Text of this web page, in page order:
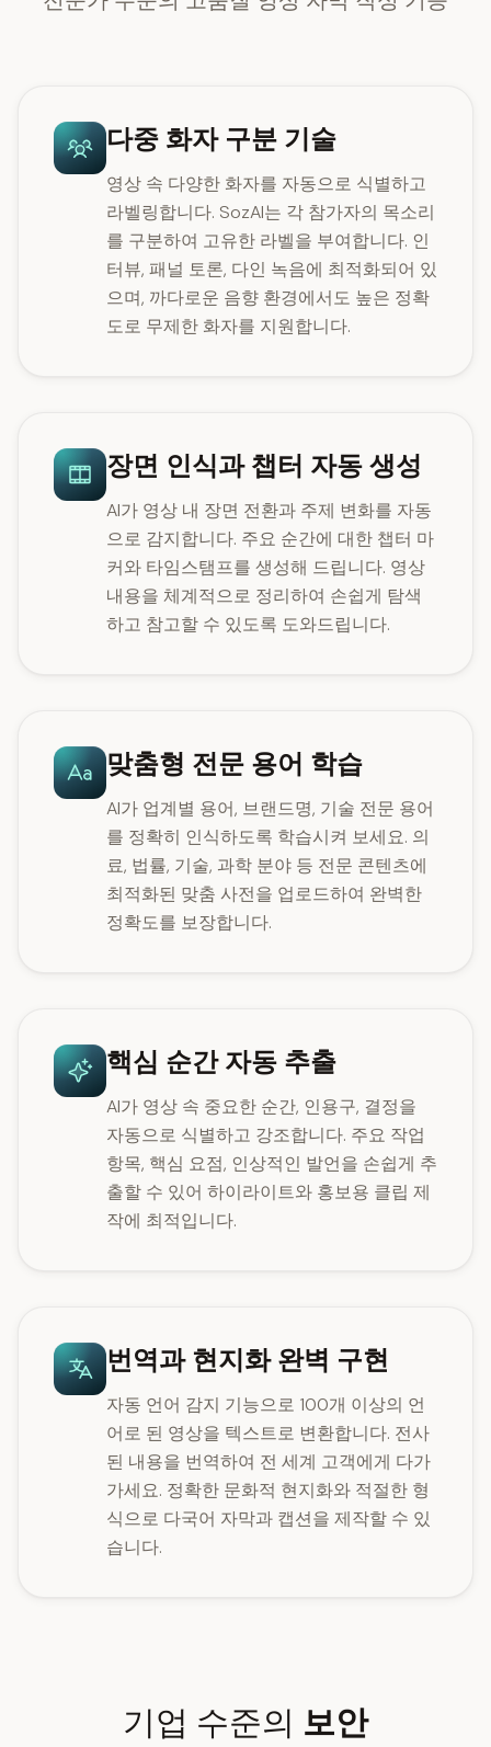
다중 화자 구분 기술
영상 속 다양한 화자를 자동으로 식별하고
라벨링합니다. SozAI는 각 참가자의 목소리
를 구분하여 고유한 라벨을 부여합니다. 인
터뷰, 패널 토론, 다인 녹음에 최적화되어 있
으며, 까다로운 음향 환경에서도 높은 정확
도로 무제한 화자를 지원합니다.
장면 인식과 챕터 자동 생성
AI가 영상 내 장면 전환과 주제 변화를 자동
으로 감지합니다. 주요 순간에 대한 챕터 마
커와 타임스탬프를 생성해 드립니다. 영상
내용을 체계적으로 정리하여 손쉽게 탐색
하고 참고할 수 있도록 도와드립니다.
맞춤형 전문 용어 학습
AI가 업계별 용어, 브랜드명, 기술 전문 용어
를 정확히 인식하도록 학습시켜 보세요. 의
료, 법률, 기술, 과학 분야 등 전문 콘텐츠에
최적화된 맞춤 사전을 업로드하여 완벽한
정확도를 보장합니다.
핵심 순간 자동 추출
AI가 영상 속 중요한 순간, 인용구, 결정을
자동으로 식별하고 강조합니다. 주요 작업
항목, 핵심 요점, 인상적인 발언을 손쉽게 추
출할 수 있어 하이라이트와 홍보용 클립 제
작에 최적입니다.
번역과 현지화 완벽 구현
자동 언어 감지 기능으로 100개 이상의 언
어로 된 영상을 텍스트로 변환합니다. 전사
된 내용을 번역하여 전 세계 고객에게 다가
가세요. 정확한 문화적 현지화와 적절한 형
식으로 다국어 자막과 캡션을 제작할 수 있
습니다.
기업 수준의 보안